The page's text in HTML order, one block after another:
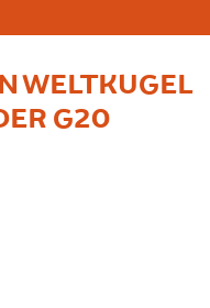
WELTKUGEL
G20